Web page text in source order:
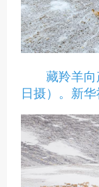
藏羚羊向
日摄）。新